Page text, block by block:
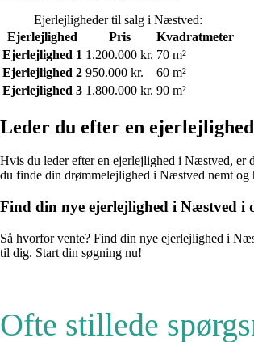
Ejerlejligheder til salg i Næstved:
Ejerlejlighed
Pris
Kvadratmeter
Ejerlejlighed 1 1.200.000 kr. 70 m²
Ejerlejlighed 2 950.000 kr.
60 m²
Ejerlejlighed 3 1.800.000 kr. 90 m²
Leder du efter en
Hvis du leder efter en ejerlejlighed i Næstved, er
du finde din drømmelejlighed i Næstved nemt
Find din nye ejerlejlighed i Næstved i
Så hvorfor vente? Find din nye ejerlejlighed i
til dig. Start din søgning nu!
Ofte stillede